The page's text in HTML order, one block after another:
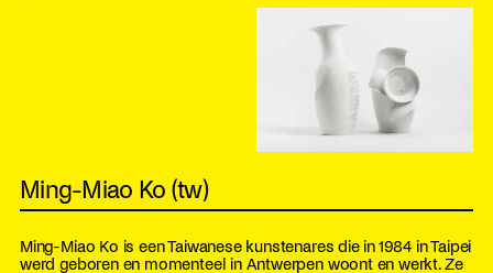
Ming-Miao Ko (tw)
Ming-Miao Ko is een Taiwanese kunstenares die in 1984 in Taipei
werd geboren en momenteel in Antwerpen woont en werkt. Ze